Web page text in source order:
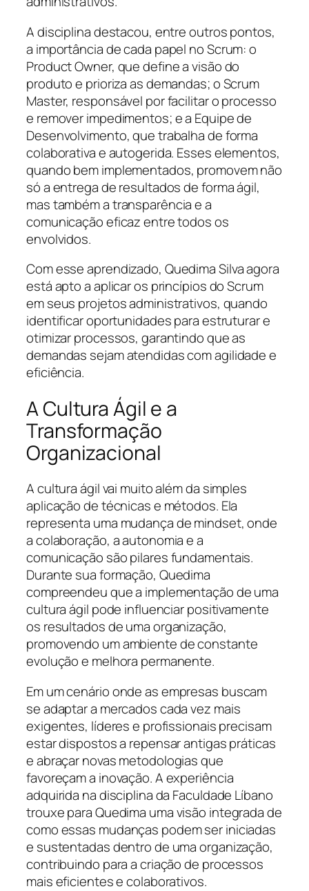
A disciplina destacou, entre outros pontos,
a importância de cada papel no Scrum: o
Product Owner, que define a visão do
produto e prioriza as demandas; o Scrum
Master, responsável por facilitar o processo
e remover impedimentos; e a Equipe de
Desenvolvimento, que trabalha de forma
colaborativa e autogerida. Esses elementos,
quando bem implementados, promovem não
só a entrega de resultados de forma ágil,
mas também a transparência e a
comunicação eficaz entre todos os
envolvidos.
Com esse aprendizado, Quedima Silva agora
está apto a aplicar os princípios do Scrum
em seus projetos administrativos, quando
identificar oportunidades para estruturar e
otimizar processos, garantindo que as
demandas sejam atendidas com agilidade e
eficiência.
A Cultura Ágil e a
Transformação
Organizacional
A cultura ágil vai muito além da simples
aplicação de técnicas e métodos. Ela
representa uma mudança de mindset, onde
a colaboração, a autonomia e a
comunicação são pilares fundamentais.
Durante sua formação, Quedima
compreendeu que a implementação de uma
cultura ágil pode influenciar positivamente
os resultados de uma organização,
promovendo um ambiente de constante
evolução e melhora permanente.
Em um cenário onde as empresas buscam
se adaptar a mercados cada vez mais
exigentes, líderes e profissionais precisam
estar dispostos a repensar antigas práticas
e abraçar novas metodologias que
favoreçam a inovação. A experiência
adquirida na disciplina da Faculdade Líbano
trouxe para Quedima uma visão integrada de
como essas mudanças podem ser iniciadas
e sustentadas dentro de uma organização,
contribuindo para a criação de processos
mais eficientes e colaborativos.